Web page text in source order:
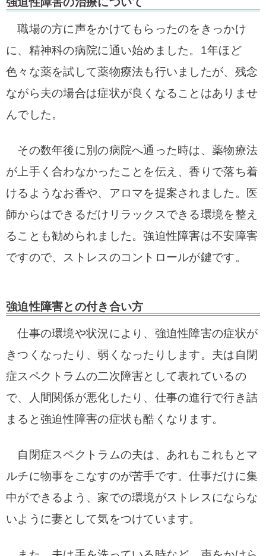
職場の方に声をかけてもらったのをきっかけ
に、精神科の病院に通い始めました。 1年ほど
色々な薬を試して薬物療法も行いましたが、残念
ながら夫の場合は症状が良くなることはありませ
んでした。
その数年後に別の病院へ通った時は、薬物療法
が上手く合わなかったことを伝え、香りで落ち着
けるようなお香や、アロマを提案されました。
医
師からはできるだけリラックスできる環境を整え
ることも勧められました。強迫性障害は不安障害
ですので、ストレスのコントロールが鍵です。
強迫性障害との付き合い方
仕事の環境や状況により、強迫性障害の症状が
きつくなったり、弱くなったりします。夫は自閉
症スペクトラムの二次障害として表れているの
で、人間関係が悪化したり、仕事の進行で行き詰
まると強迫性障害の症状も酷くなります。
自閉症スペクトラムの夫は、あれもこれもとマ
ルチに物事をこなすのが苦手です。仕事だけに集
中ができるよう、家での環境がストレスにならな
いように妻として気をつけています。